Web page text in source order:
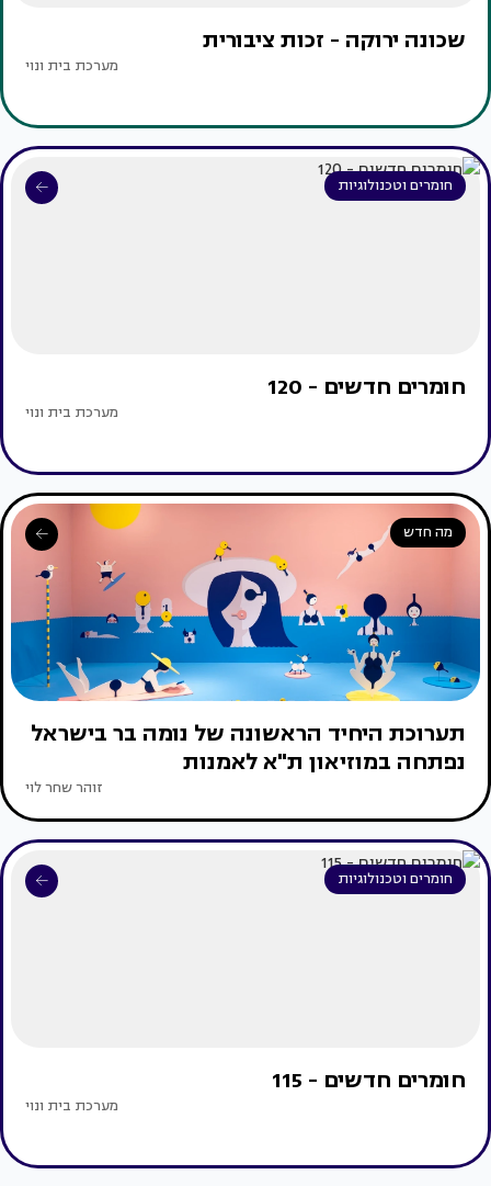
שכונה ירוקה - זכות ציבורית
מערכת בית ונוי
חומרים וטכנולוגיות
חומרים חדשים - 120
מערכת בית ונוי
מה חדש
תערוכת היחיד הראשונה של נומה בר בישראל
נפתחה במוזיאון ת"א לאמנות
זוהר שחר לוי
חומרים וטכנולוגיות
חומרים חדשים - 115
מערכת בית ונוי